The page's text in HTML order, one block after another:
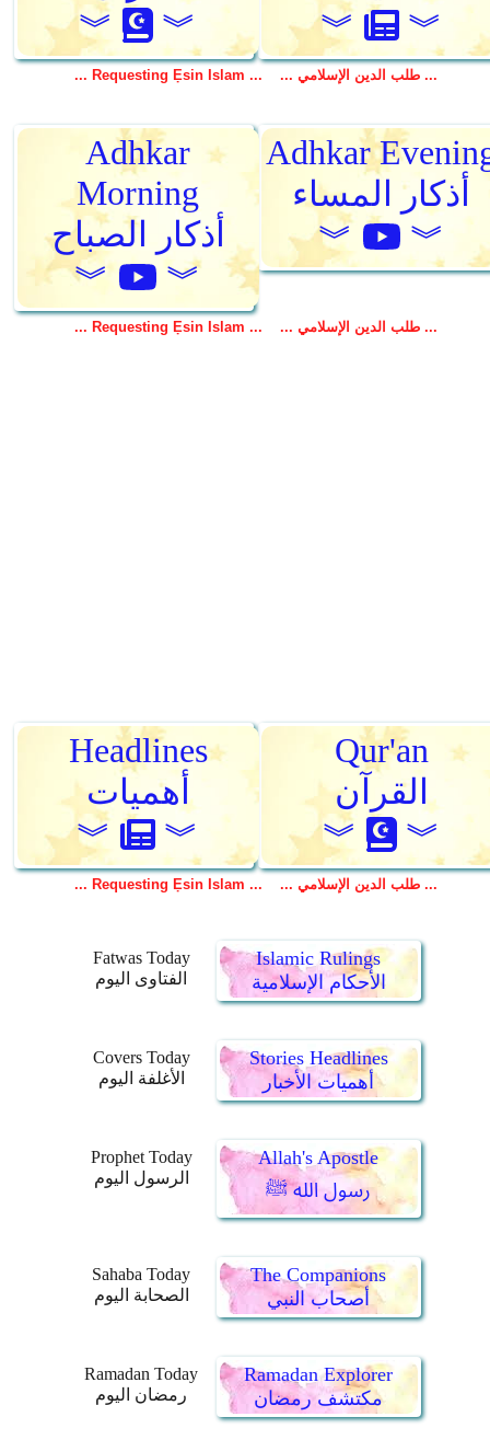
Fatwas Today
الفتاوى اليوم
Islamic Rulings
الأحكام الإسلامية
Covers Today
الأغلفة اليوم
Stories Headlines
أهميات الأخبار
Prophet Today
الرسول اليوم
Allah's Apostle
رسول الله ﷺ
Sahaba Today
الصحابة اليوم
The Companions
أصحاب النبي
Ramadan Today
رمضان اليوم
Ramadan Explorer
مكتشف رمضان